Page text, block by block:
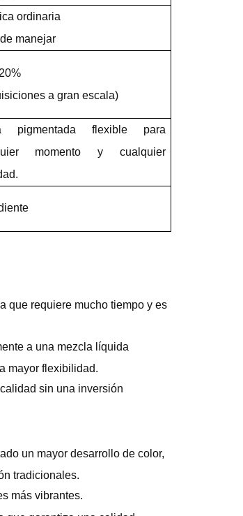
ordinaria
manejar
a gran escala)
pigmentada flexible para
momento y cualquier
que requiere mucho tiempo y es
a una mezcla líquida
mayor flexibilidad.
sin una inversión
un mayor desarrollo de color,
tradicionales.
más vibrantes.